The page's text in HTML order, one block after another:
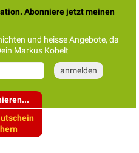
Abonniere jetzt meinen
und heisse Angebote, da
Markus Kobelt